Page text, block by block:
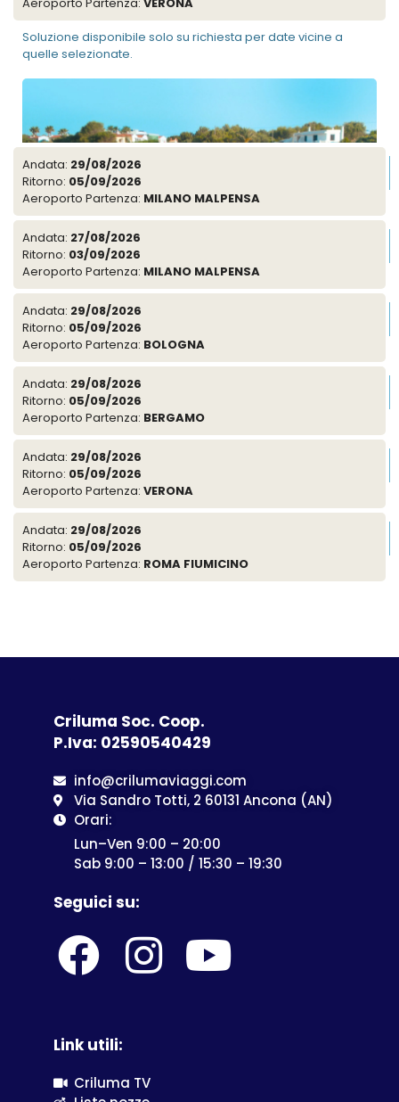
Aeroporto Partenza: VERONA
Soluzione disponibile solo su richiesta per date vicine a
quelle selezionate.
Tipologia Camera:BILOCALE STANDARD - DOM
Camere Diponibili:
IN RICHIESTA
Tipologia Pacchetto:
Volo e Soggiorno
Adulti:2
Bambini:0
Prezzo:
1610.5 €
Andata:29/08/2026
Ritorno:05/09/2026
Aeroporto Partenza:
Andata:27/08/2026
Ritorno:03/09/2026
Aeroporto Partenza:
Andata:29/08/2026
Ritorno:05/09/2026
Aeroporto Partenza:
Andata:29/08/2026
Ritorno:05/09/2026
Andata:29/08/2026
Ritorno: 05/09/2026
Aeroporto Partenza:ROMA FIUMICINO
Criluma Soc. Coop.
P.Iva: 02590540429
info@crilumaviaggi.com
Sab 9:00 – 13:00 / 15:30 – 19:30
Seguici su: